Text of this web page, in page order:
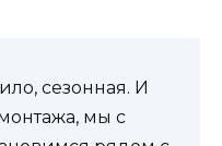
сезонная. И
мы с